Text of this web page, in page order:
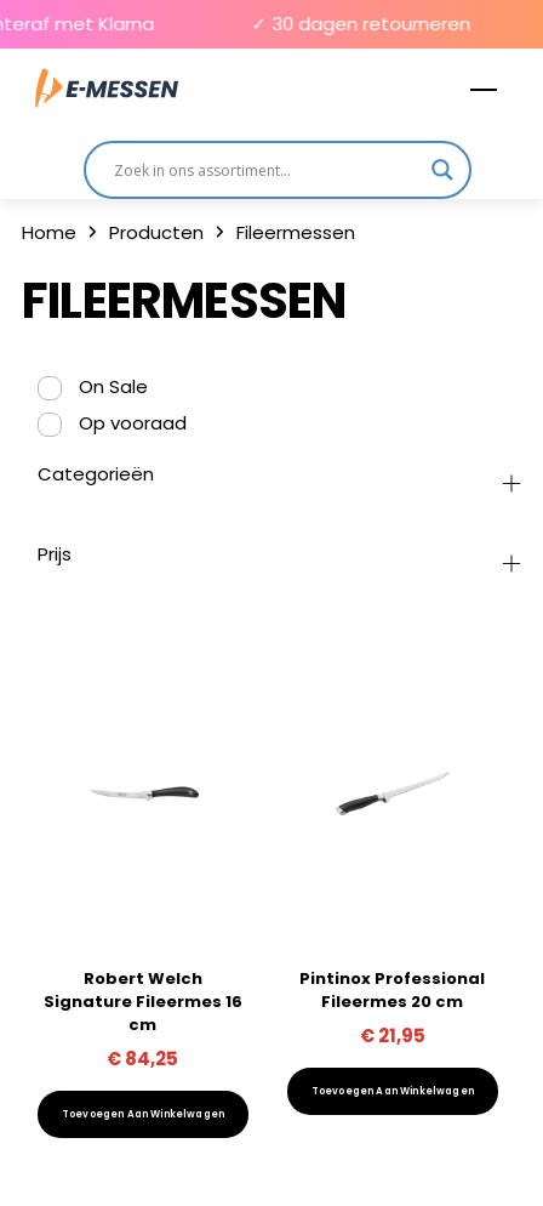
Skip
to
content
met Klarna ✓ 30 dagen retourneren
Home Producten Fileermessen
FILEERMESSEN
On Sale
Op vooraad
Categorieën
Prijs
Robert Welch
Signature Fileermes 16
cm
€84,25
Toevoegen Aan Winkelwagen
Pintinox Professional
Fileermes 20 cm
€21,95
Toevoegen Aan Winkelwagen